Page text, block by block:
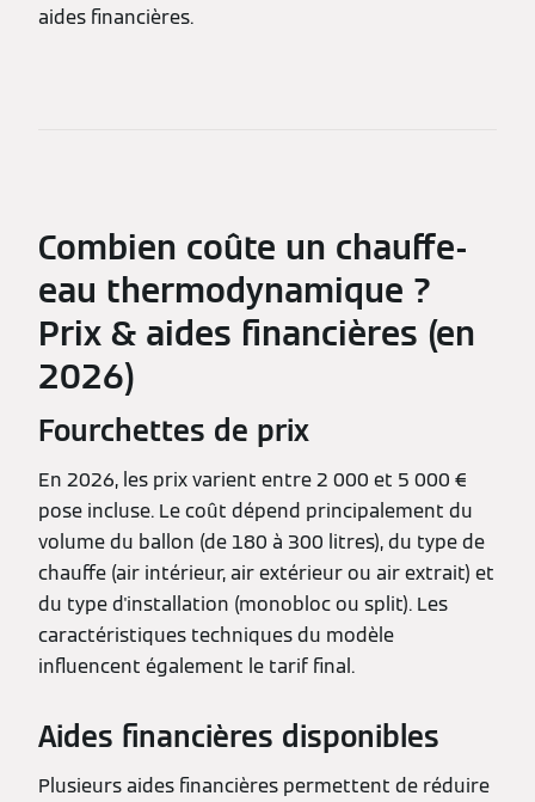
aides financières.
Combien coûte un chauffe-
eau thermodynamique ?
Prix & aides financières (en
2026)
Fourchettes de prix
En 2026, les prix varient entre 2 000 et 5 000 €
pose incluse. Le coût dépend principalement du
volume du ballon (de 180 à 300 litres), du type de
chauffe (air intérieur, air extérieur ou air extrait) et
du type d'installation (monobloc ou split). Les
caractéristiques techniques du modèle
influencent également le tarif final.
Aides financières disponibles
Plusieurs aides financières permettent de réduire